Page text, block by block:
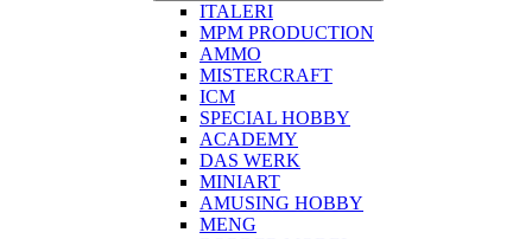
ITALERI
MPM PRODUCTION
AMMO
MISTERCRAFT
ICM
SPECIAL HOBBY
ACADEMY
DAS WERK
MINIART
AMUSING HOBBY
MENG